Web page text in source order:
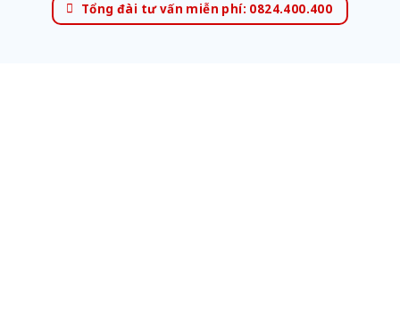
Tổng đài tư vấn miễn phí: 0824.400.400